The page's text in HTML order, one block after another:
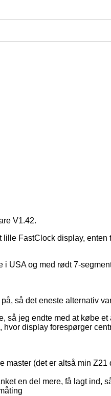
V1.42.
FastClock display,
i USA og med rødt 7-
så det eneste alternativ
jeg endte med at købe
display forespørger
(det er altså min
en del mere, få lagt ind,